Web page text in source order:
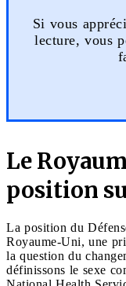
Si vous
lecture, vous
Le
position
La position du
Royaume-Uni, une
la question du
définissons le sexe